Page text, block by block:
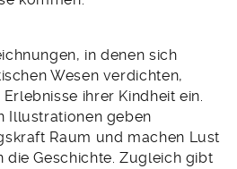
in denen sich
Wesen verdichten,
ihrer Kindheit ein.
Illustrationen geben
Raum und machen Lust
die Geschichte. Zugleich gibt